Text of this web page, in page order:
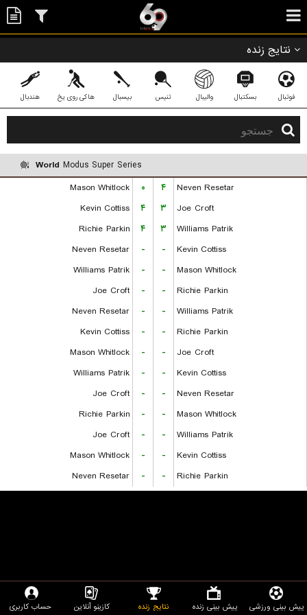
نتایج زنده
فوتبال بسکتبال والیبال تنیس بیسبال هاکی روی یخ هندبال
World Modus Super Series
Mason Whitlock
۰ ۴
Neven Resetar
Kevin Cottiss
۴ ۳
Joe Croft
Richie Parkin
۴ ۳
Williams Patrik
Neven Resetar
- -
Kevin Cottiss
Williams Patrik
- -
Mason Whitlock
Joe Croft
- -
Richie Parkin
Neven Resetar
- -
Williams Patrik
Kevin Cottiss
- -
Richie Parkin
Mason Whitlock
- -
Joe Croft
Williams Patrik
- -
Kevin Cottiss
Joe Croft
- -
Neven Resetar
Richie Parkin
- -
Mason Whitlock
Joe Croft
- -
Williams Patrik
Mason Whitlock
- -
Kevin Cottiss
Neven Resetar
- - Richie Parkin
پیش بینی ورزشی پیش بینی زنده نتایج زنده کازینو آنلاین حساب کاربری